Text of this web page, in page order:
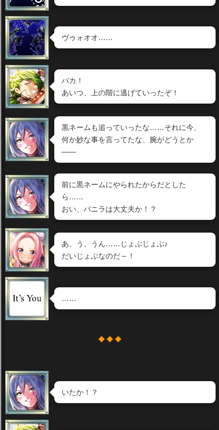
ヴゥォオオ……
バカ！
あいつ、上の階に逃げていったぞ！
黒ネームも追っていったな……それに今、
何か妙な事を言ってたな、腕がどうとか
――
前に黒ネームにやられたからだとした
ら……
おい、バニラは大丈夫か！？
あ、う、うん……じょぶじょぶ♪
だいじょぶなのだ～！
……
◆ ◆ ◆
いたか！？